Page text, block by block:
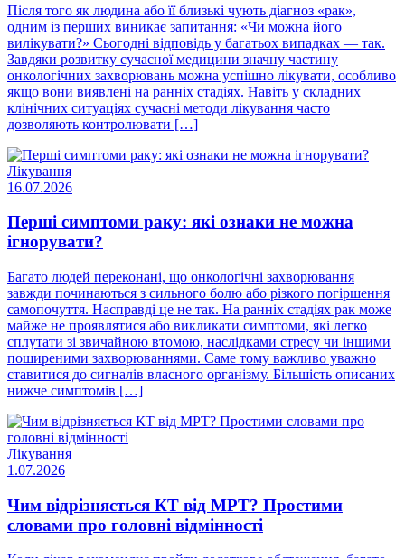
Після того як людина або її близькі чують діагноз «рак»,
одним із перших виникає запитання: «Чи можна його
вилікувати?» Сьогодні відповідь у багатьох випадках — так.
Завдяки розвитку сучасної медицини значну частину
онкологічних захворювань можна успішно лікувати, особливо
якщо вони виявлені на ранніх стадіях. Навіть у складних
клінічних ситуаціях сучасні методи лікування часто
дозволяють контролювати […]
Лікування
16.07.2026
Перші симптоми раку: які ознаки не можна
ігнорувати?
Багато людей переконані, що онкологічні захворювання
завжди починаються з сильного болю або різкого погіршення
самопочуття. Насправді це не так. На ранніх стадіях рак може
майже не проявлятися або викликати симптоми, які легко
сплутати зі звичайною втомою, наслідками стресу чи іншими
поширеними захворюваннями. Саме тому важливо уважно
ставитися до сигналів власного організму. Більшість описаних
нижче симптомів […]
Лікування
1.07.2026
Чим відрізняється КТ від МРТ? Простими
словами про головні відмінності